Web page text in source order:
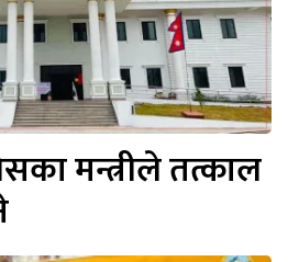
मन्त्रीले तत्काल